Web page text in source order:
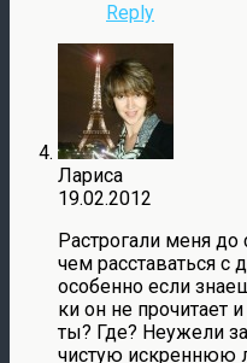
Reply
Лариса
19.02.2012
Растрогали меня
чем расставаться с
особенно если
ки он не прочитает
ты? Где? Неужели
чистую искреннюю